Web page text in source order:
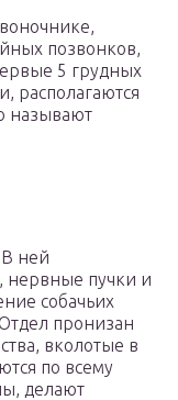
позвонков,
5 грудных
располагаются
называют
В ней
нервные пучки и
собачьих
пронизан
вколотые в
по всему
делают